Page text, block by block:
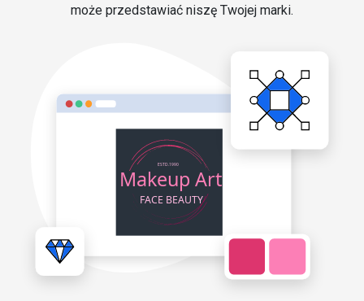
może przedstawiać niszę Twojej marki.